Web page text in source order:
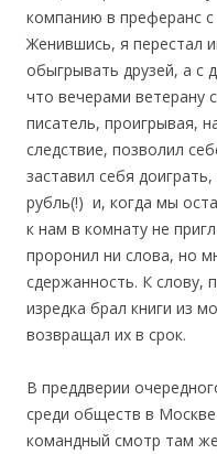
компанию в преферанс
Женившись, я перестал
обыгрывать друзей, а с
что вечерами ветерану
писатель, проигрывая,
следствие, позволил
заставил себя
рубль(!) и, когда мы
к нам в комнату не
проронил ни слова, но
сдержанность. К слову,
изредка брал книги из
возвращал их в срок.
В преддверии
среди обществ в Москве
командный смотр там